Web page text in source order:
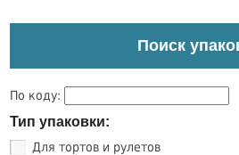
Поиск
По коду:
Тип упаковки:
Для тортов и рулетов